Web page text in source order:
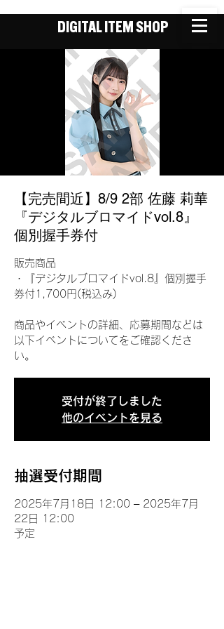
DIGITAL ITEM SHOP
【完売間近】8/9 2部 佐藤 莉華
『デジタルブロマイドvol.8』
個別握手券付
販売商品
・『デジタルブロマイドvol.8』個別握手
券付1,700円(税込み)
商品やイベントの詳細、応募期間などは
以下イベントについてをご確認くださ
い。
受付が終了しました
他のイベントを見る
抽選受付期間
2025年7月18日 12:00 – 2025年7月
22日 12:00
予定